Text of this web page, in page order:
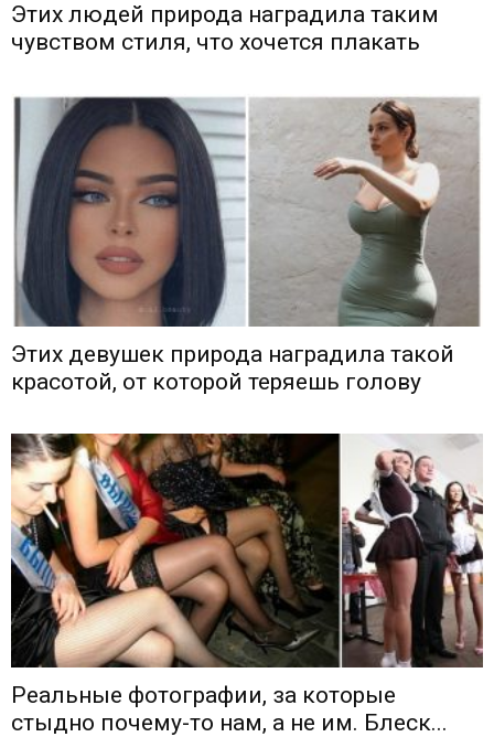
Этих людей природа наградила таким
чувством стиля, что хочется плакать
Этих девушек природа наградила такой
красотой, от которой теряешь голову
Реальные фотографии, за которые
стыдно почему-то нам, а не им. Блеск...